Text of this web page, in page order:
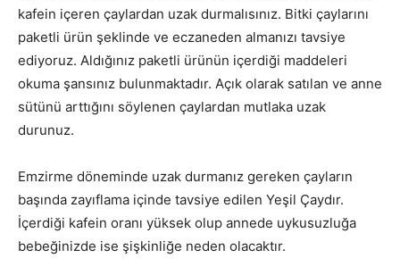
kafein içeren çaylardan uzak durmalısınız. Bitki çaylarını
paketli ürün şeklinde ve eczaneden almanızı tavsiye
ediyoruz. Aldığınız paketli ürünün içerdiği maddeleri
okuma şansınız bulunmaktadır. Açık olarak satılan ve anne
sütünü arttığını söylenen çaylardan mutlaka uzak
durunuz.
Emzirme döneminde uzak durmanız gereken çayların
başında zayıflama içinde tavsiye edilen Yeşil Çaydır.
İçerdiği kafein oranı yüksek olup annede uykusuzluğa
bebeğinizde ise şişkinliğe neden olacaktır.